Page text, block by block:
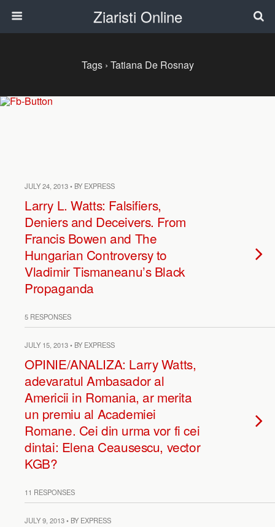
Ziaristi Online
Tags › Tatiana De Rosnay
JULY 24, 2013 • BY EXPRESS
Larry L. Watts: Falsifiers,
Deniers and Deceivers. From
Francis Bowen and The
Hungarian Controversy to
Vladimir Tismaneanu’s Black
Propaganda
5 RESPONSES
JULY 15, 2013 • BY EXPRESS
OPINIE/ANALIZA: Larry Watts,
adevaratul Ambasador al
Americii in Romania, ar merita
un premiu al Academiei
Romane. Cei din urma vor fi cei
dintai: Elena Ceausescu, vector
KGB?
11 RESPONSES
JULY 9, 2013 • BY EXPRESS